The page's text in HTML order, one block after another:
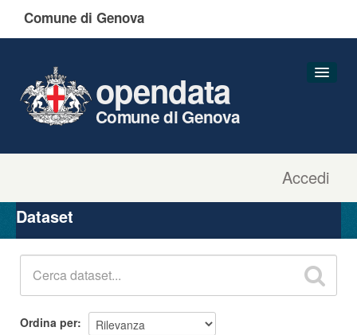
Comune di Genova
Accedi
opendata
Comune di Genova
Organizzazioni
Gruppi
Dataset
Ordina per